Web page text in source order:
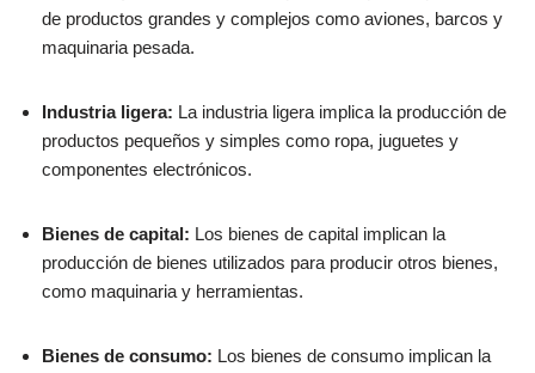
de productos grandes y complejos como aviones, barcos y
maquinaria pesada.
Industria ligera: La industria ligera implica la producción de
productos pequeños y simples como ropa, juguetes y
componentes electrónicos.
Bienes de capital: Los bienes de capital implican la
producción de bienes utilizados para producir otros bienes,
como maquinaria y herramientas.
Bienes de consumo: Los bienes de consumo implican la